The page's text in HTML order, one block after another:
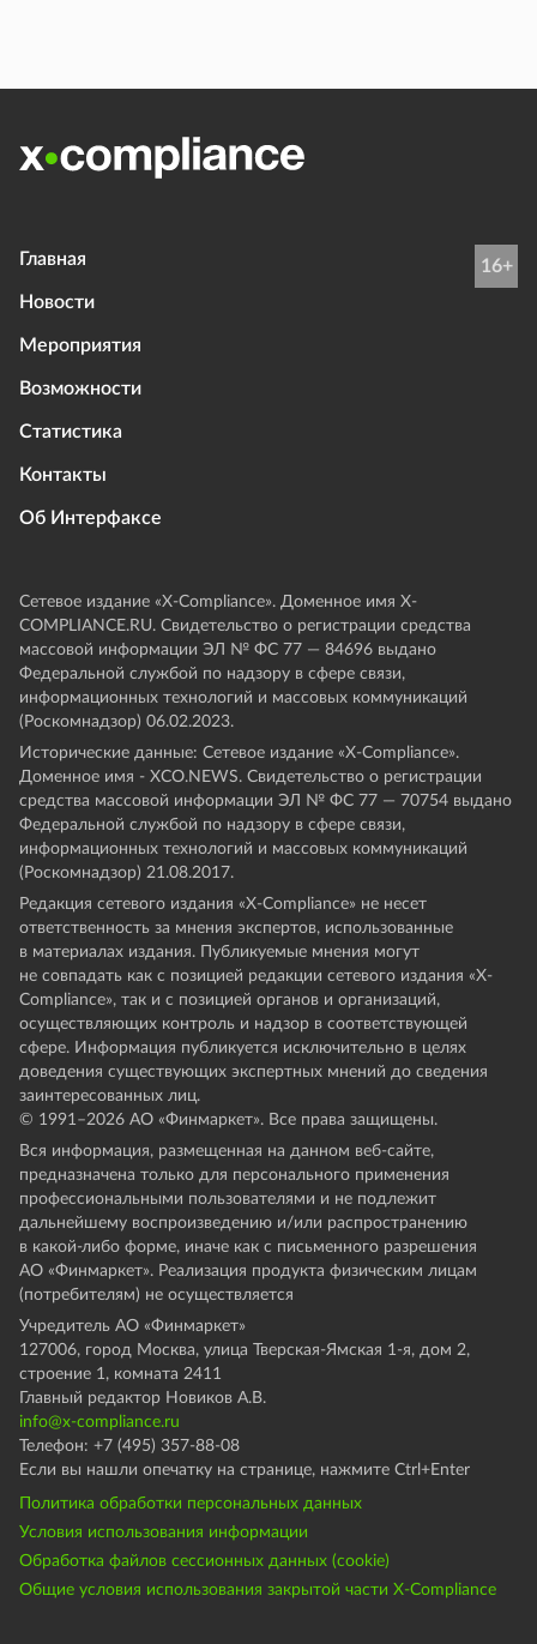
Главная
Новости
Мероприятия
Возможности
Статистика
Контакты
Об Интерфаксе
16+
Сетевое издание «Х-Compliance». Доменное имя X-
COMPLIANCE.RU. Свидетельство о регистрации средства
массовой информации ЭЛ № ФС 77 — 84696 выдано
Федеральной службой по надзору в сфере связи,
информационных технологий и массовых коммуникаций
(Роскомнадзор) 06.02.2023.
Исторические данные: Сетевое издание «Х-Compliance».
Доменное имя - XCO.NEWS. Свидетельство о регистрации
средства массовой информации ЭЛ № ФС 77 — 70754 выдано
Федеральной службой по надзору в сфере связи,
информационных технологий и массовых коммуникаций
(Роскомнадзор) 21.08.2017.
Редакция сетевого издания «X-Compliance» не несет
ответственность за мнения экспертов, использованные
в материалах издания. Публикуемые мнения могут
не совпадать как с позицией редакции сетевого издания «X-
Compliance», так и с позицией органов и организаций,
осуществляющих контроль и надзор в соответствующей
сфере. Информация публикуется исключительно в целях
доведения существующих экспертных мнений до сведения
заинтересованных лиц.
© 1991–2026 АО «Финмаркет». Все права защищены.
Вся информация, размещенная на данном веб-сайте,
предназначена только для персонального применения
профессиональными пользователями и не подлежит
дальнейшему воспроизведению и/или распространению
в какой-либо форме, иначе как с письменного разрешения
АО «Финмаркет». Реализация продукта физическим лицам
(потребителям) не осуществляется
Учредитель АО «Финмаркет»
127006, город Москва, улица Тверская-Ямская 1-я, дом 2,
строение 1, комната 2411
Главный редактор Новиков А.В.
info@x-compliance.ru
Телефон: +7 (495) 357-88-08
Если вы нашли опечатку на странице, нажмите Ctrl+Enter
Политика обработки персональных данных
Условия использования информации
Обработка файлов сессионных данных (cookie)
Общие условия использования закрытой части X-Compliance